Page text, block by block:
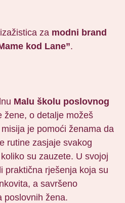
za modni brand
kod Lane”.
Malu školu poslovnog
žene, o detalje možeš
je pomoći ženama da
rutine zasjaje svakog
su zauzete. U svojoj
praktična rješenja koja su
a savršeno
poslovnih žena.